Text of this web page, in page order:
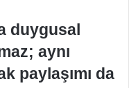
duygusal
aynı
paylaşımı da